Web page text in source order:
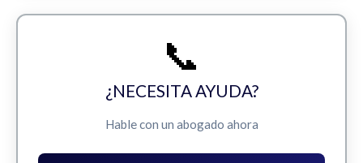
📞
¿NECESITA AYUDA?
Hable con un abogado ahora